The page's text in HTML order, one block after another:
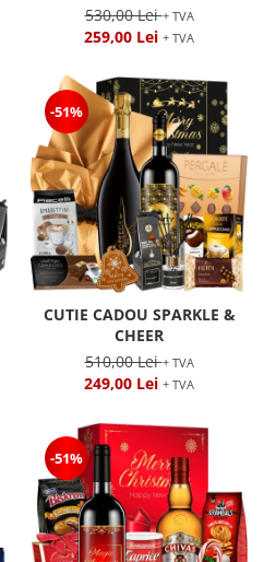
530,00 Lei+ TVA
259,00 Lei + TVA
-51%
CUTIE CADOU SPARKLE &
CHEER
510,00 Lei+ TVA
249,00 Lei + TVA
-51%